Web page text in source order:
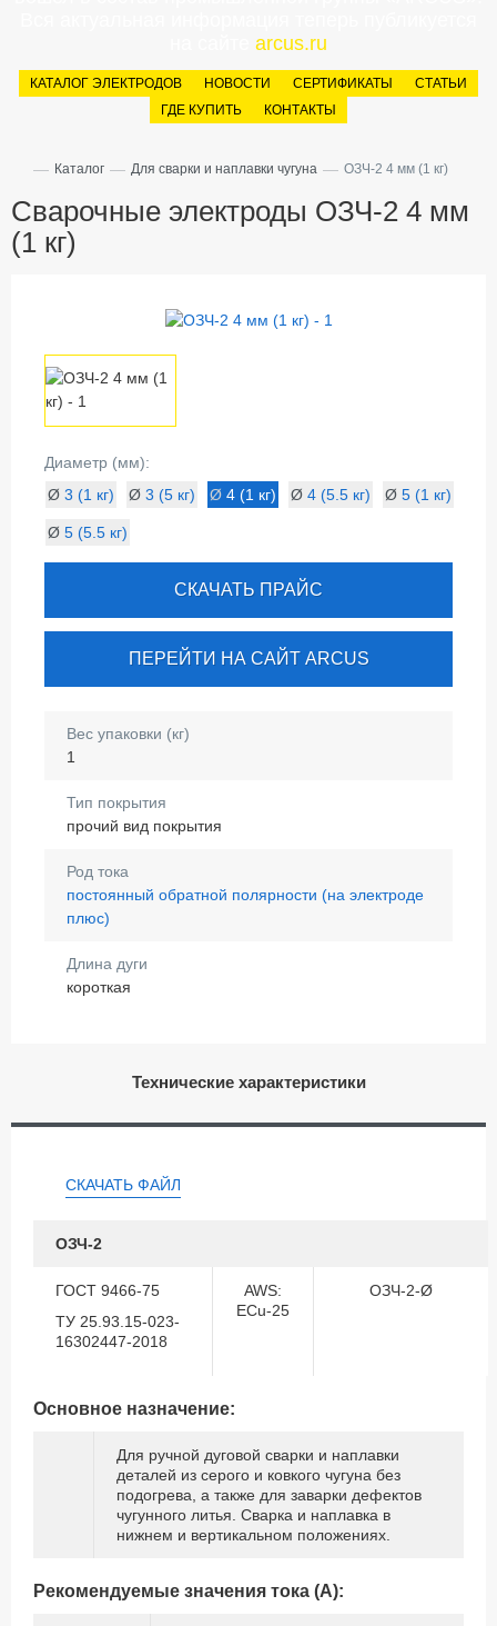
arcus.ru
КАТАЛОГ ЭЛЕКТРОДОВ НОВОСТИ СЕРТИФИКАТЫ
СТАТЬИ
ГДЕ КУПИТЬ
КОНТАКТЫ
— Каталог — Для сварки и наплавки чугуна — ОЗЧ-2 4 мм (1 кг)
Сварочные электроды ОЗЧ-2 4 мм
(1 кг)
Диаметр (мм):
Ø 3 (1 кг) Ø 3 (5 кг) Ø 4 (1 кг) Ø 4 (5.5 кг) Ø 5 (1 кг)
Ø 5 (5.5 кг)
СКАЧАТЬ ПРАЙС
ПЕРЕЙТИ НА САЙТ ARCUS
Вес упаковки (кг)
1
Тип покрытия
прочий вид покрытия
Род тока
постоянный обратной полярности (на электроде
плюс)
Длина дуги
короткая
Технические характеристики
СКАЧАТЬ ФАЙЛ
ОЗЧ-2
ГОСТ 9466-75
ТУ 25.93.15-023-
16302447-2018
AWS:
ECu-25
ОЗЧ-2-Ø
Основное назначение:
Для ручной дуговой сварки и наплавки
деталей из серого и ковкого чугуна без
подогрева, а также для заварки дефектов
чугунного литья. Сварка и наплавка в
нижнем и вертикальном положениях.
Рекомендуемые значения тока (А):